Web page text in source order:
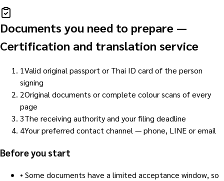
Documents you need to prepare —
Certification and translation service
1Valid original passport or Thai ID card of the person
signing
2Original documents or complete colour scans of every
page
3The receiving authority and your filing deadline
4Your preferred contact channel — phone, LINE or email
Before you start
• Some documents have a limited acceptance window, so